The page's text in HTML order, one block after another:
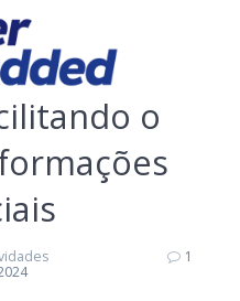
Métricas
o
1